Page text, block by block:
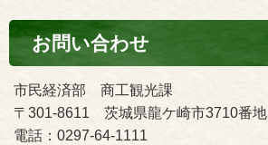
お問い合わせ
市民経済部 商工観光課
〒301-8611 茨城県龍ケ崎市3710番地
電話：0297-64-1111